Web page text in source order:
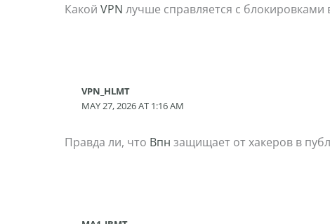
Какой VPN лучше справляется с блокировками
VPN_HLMT
MAY 27, 2026 AT 1:16 AM
Правда ли, что Впн защищает от хакеров в